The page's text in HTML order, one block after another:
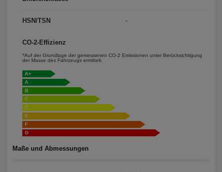
HSN/TSN -
CO-2-Effizienz
*Auf der Grundlage der gemessenen CO-2 Emissionen unter Berücksichtigung
der Masse des Fahrzeugs ermittelt.
A+
A
B
C
D
E
F
G
Maße und Abmessungen